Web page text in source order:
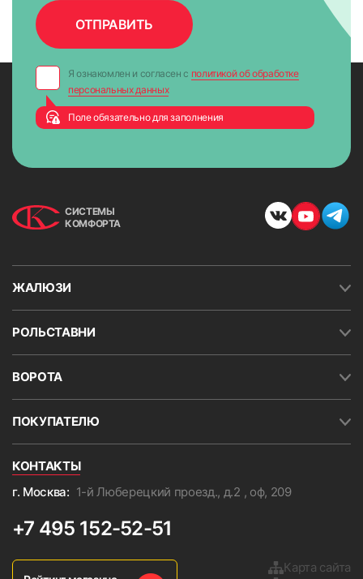
Я ознакомлен и согласен с политикой об обработке
персональных данных
Поле обязательно для заполнения
СИСТЕМЫ
КОМФОРТА
ЖАЛЮЗИ
РОЛЬСТАВНИ
ВОРОТА
ПОКУПАТЕЛЮ
КОНТАКТЫ
+7 495 152-52-51
г. Москва: 1-й Люберецкий проезд., д.2 , оф, 209
Карта сайта